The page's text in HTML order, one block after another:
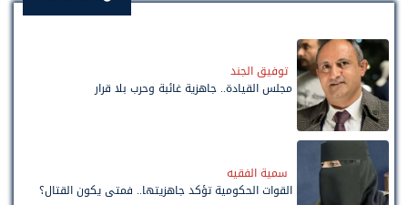
توفيق الجند
مجلس القيادة.. جاهزية غائبة وحرب بلا قرار
سمية الفقيه
القوات الحكومية تؤكد جاهزيتها.. فمتى يكون القتال؟